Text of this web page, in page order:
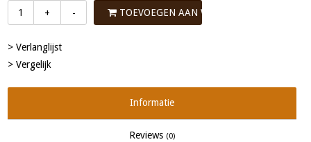
+ - TOEVOEGEN AAN WINKELWAGEN
> Verlanglijst
> Vergelijk
Informatie
Reviews (0)